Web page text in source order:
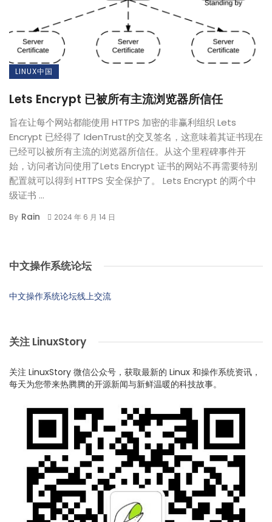
LINUX中国
Lets Encrypt 已被所有主流浏览器所信任
旨在让每个网站都能使用 HTTPS 加密的非赢利组织 Lets
Encrypt 已经得了 IdenTrust的交叉签名，这意味着其证书现在
已经可以被所有主流的浏览器所信任。从这个里程碑事件开
始，访问者访问使用了Lets Encrypt 证书的网站不再需要特别
配置就可以得到 HTTPS 安全保护了。 Lets Encrypt 的两个中
级证书 ...
By Rain 2024 年 6 月 14 日
中文操作系统论坛
中文操作系统论坛线上交流
关注 LinuxStory
关注 LinuxStory 微信公众号，获取最新的 Linux 和操作系统资讯，
每天为您带来热腾腾的开源新闻与新鲜温暖的科技故事。